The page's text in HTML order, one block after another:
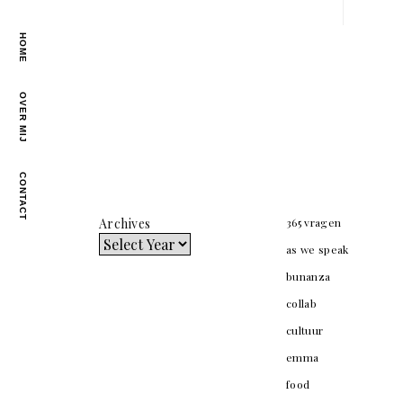
HOME
OVER MIJ
CONTACT
Archives
365 vragen
as we speak
bunanza
collab
cultuur
emma
food